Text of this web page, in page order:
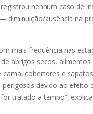
nenhum caso de
diminuição/ausência na
mais frequência nas
abrigos secos,
cobertores e
perigosos devido ao
tratado a tempo”,